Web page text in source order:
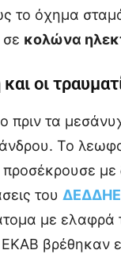
το όχημα
κολώνα
οι
πριν τα
Το
προσέκρουσε
του ΔΕΔΔΗΕ
με ελαφρά
βρέθηκαν